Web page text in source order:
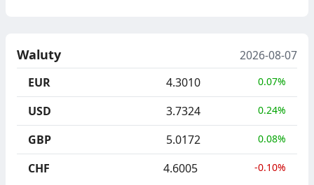
Waluty
2026-08-07
EUR
4.3010 0.07%
USD 3.7324 0.24%
GBP 5.0172 0.08%
CHF 4.6005 -0.10%